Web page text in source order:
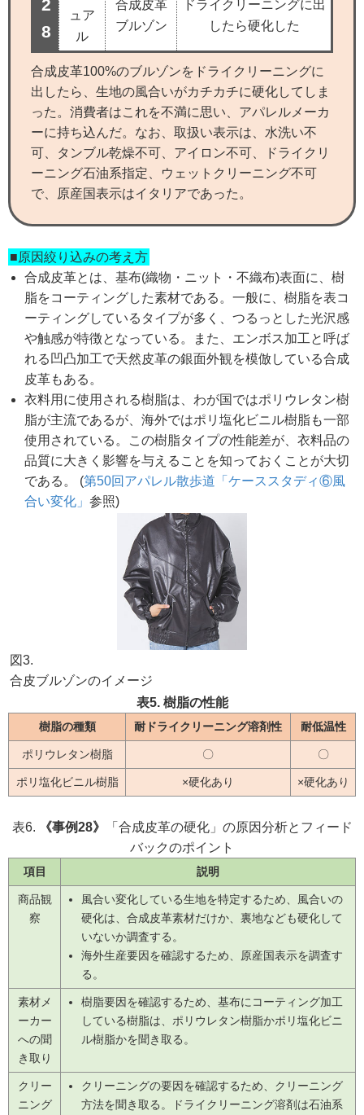
2
8
ュア
ル
合成皮革
ブルゾン
ドライクリーニングに出
したら硬化した
合成皮革100%のブルゾンをドライクリーニングに
出したら、生地の風合いがカチカチに硬化してしま
った。消費者はこれを不満に思い、アパレルメーカ
ーに持ち込んだ。なお、取扱い表示は、水洗い不
可、タンブル乾燥不可、アイロン不可、ドライクリ
ーニング石油系指定、ウェットクリーニング不可
で、原産国表示はイタリアであった。
■原因絞り込みの考え方
合成皮革とは、基布(織物・ニット・不織布)表面に、樹
脂をコーティングした素材である。一般に、樹脂を表コ
ーティングしているタイプが多く、つるっとした光沢感
や触感が特徴となっている。また、エンボス加工と呼ば
れる凹凸加工で天然皮革の銀面外観を模倣している合成
皮革もある。
衣料用に使用される樹脂は、わが国ではポリウレタン樹
脂が主流であるが、海外ではポリ塩化ビニル樹脂も一部
使用されている。この樹脂タイプの性能差が、衣料品の
品質に大きく影響を与えることを知っておくことが大切
である。 (第50回アパレル散歩道「ケーススタディ⑥風
合い変化」 参照)
図3.
合皮ブルゾンのイメージ
表5. 樹脂の性能
樹脂の種類 耐ドライクリーニング溶剤性 耐低温性
ポリウレタン樹脂 〇 〇
ポリ塩化ビニル樹脂 ×硬化あり ×硬化あり
表6. 《事例28》
「合成皮革の硬化」の原因分析とフィード
バックのポイント
項目 説明
商品観
察
風合い変化している生地を特定するため、風合いの
硬化は、合成皮革素材だけか、裏地なども硬化して
いないか調査する。
海外生産要因を確認するため、原産国表示を調査す
る。
素材メ
ーカー
への聞
き取り
樹脂要因を確認するため、基布にコーティング加工
している樹脂は、ポリウレタン樹脂かポリ塩化ビニ
ル樹脂かを聞き取る。
クリー
ニング
クリーニングの要因を確認するため、クリーニング
方法を聞き取る。ドライクリーニング溶剤は石油系